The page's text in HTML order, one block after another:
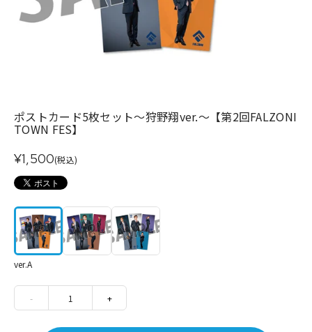
ポストカード5枚セット～狩野翔ver.～【第2回FALZONI
TOWN FES】
¥1,500(税込)
ver.A
- 1 +